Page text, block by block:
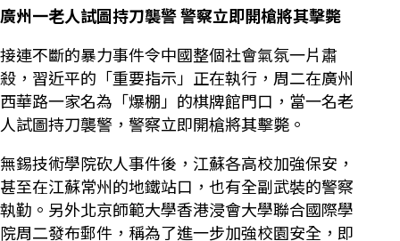
廣州一老人試圖持刀襲警 警察立即開槍將其擊斃
接連不斷的暴力事件令中國整個社會氣氛一片肅
殺，習近平的「重要指示」正在執行，周二在廣州
西華路一家名為「爆棚」的棋牌館門口，當一名老
人試圖持刀襲警，警察立即開槍將其擊斃。
無錫技術學院砍人事件後，江蘇各高校加強保安，
甚至在江蘇常州的地鐵站口，也有全副武裝的警察
執勤。另外北京師範大學香港浸會大學聯合國際學
院周二發布郵件，稱為了進一步加強校園安全，即